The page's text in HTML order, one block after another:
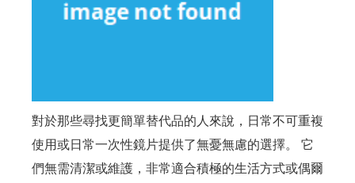
對於那些尋找更簡單替代品的人來說，日常不可重複
使用或日常一次性鏡片提供了無憂無慮的選擇。 它
們無需清潔或維護，非常適合積極的生活方式或偶爾